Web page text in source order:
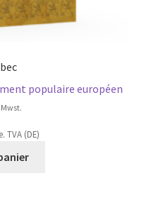
populaire européen
TVA (DE)